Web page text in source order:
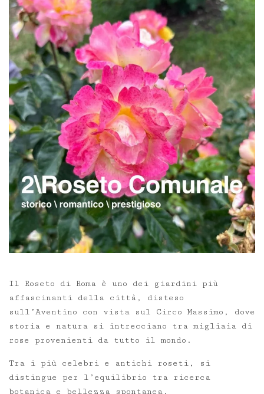
Il Roseto di Roma è uno dei giardini più
affascinanti della città, disteso
sull’Aventino con vista sul Circo Massimo, dove
storia e natura si intrecciano tra migliaia di
rose provenienti da tutto il mondo.
Tra i più celebri e antichi roseti, si
distingue per l’equilibrio tra ricerca
botanica e bellezza spontanea.